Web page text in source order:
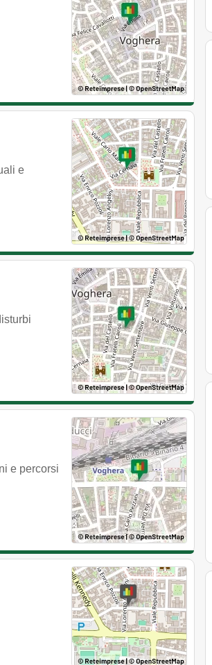
e
e percorsi